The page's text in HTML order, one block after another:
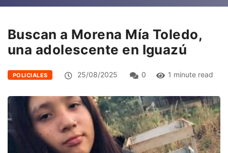
Buscan a Morena Mía Toledo,
una adolescente en Iguazú
POLICIALES 25/08/2025 0 1 minute read